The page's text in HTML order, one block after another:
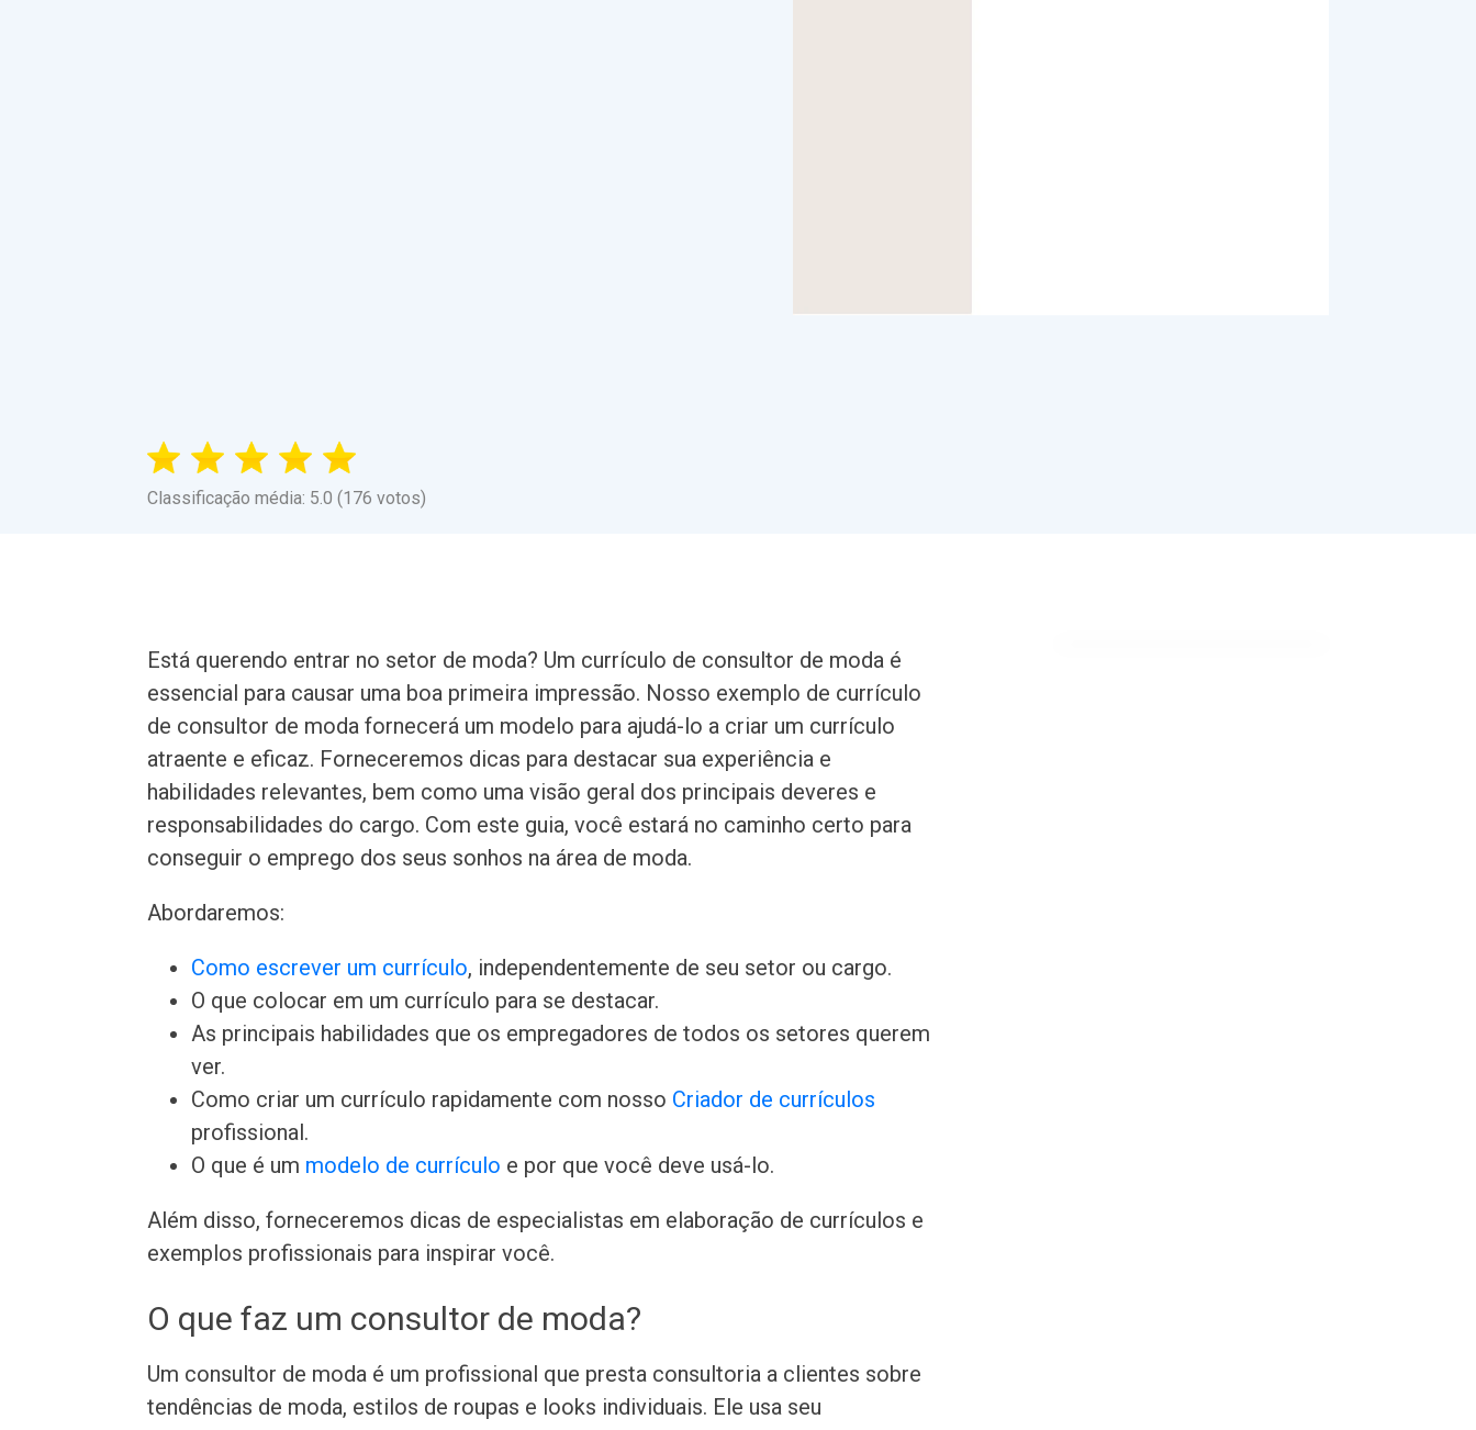
Classificação média: 5.0 (176 votos)
Está querendo entrar no setor de moda? Um currículo de consultor de moda é
essencial para causar uma boa primeira impressão. Nosso exemplo de currículo
de consultor de moda fornecerá um modelo para ajudá-lo a criar um currículo
atraente e eficaz. Forneceremos dicas para destacar sua experiência e
habilidades relevantes, bem como uma visão geral dos principais deveres e
responsabilidades do cargo. Com este guia, você estará no caminho certo para
conseguir o emprego dos seus sonhos na área de moda.
Abordaremos:
Como escrever um currículo, independentemente de seu setor ou cargo.
O que colocar em um currículo para se destacar.
As principais habilidades que os empregadores de todos os setores querem
ver.
Como criar um currículo rapidamente com nosso Criador de currículos
profissional.
O que é um modelo de currículo e por que você deve usá-lo.
Além disso, forneceremos dicas de especialistas em elaboração de currículos e
exemplos profissionais para inspirar você.
O que faz um consultor de moda?
Um consultor de moda é um profissional que presta consultoria a clientes sobre
tendências de moda, estilos de roupas e looks individuais. Ele usa seu